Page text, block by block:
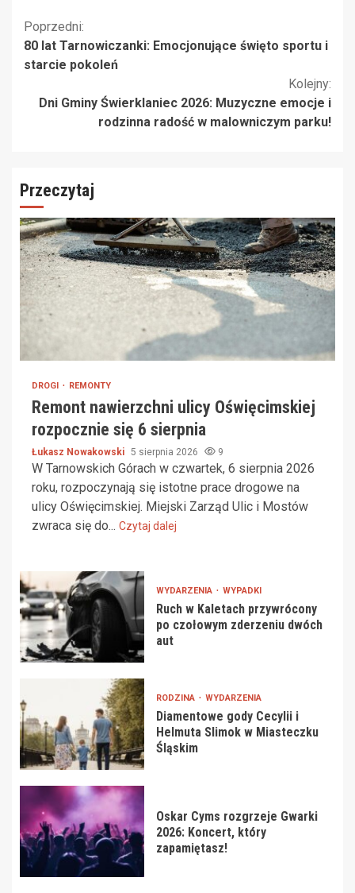
Kontynuuj
czytanie
Poprzedni:
80 lat Tarnowiczanki: Emocjonujące święto sportu i
starcie pokoleń
Kolejny:
Dni Gminy Świerklaniec 2026: Muzyczne emocje i
rodzinna radość w malowniczym parku!
Przeczytaj
DROGI REMONTY
Remont nawierzchni ulicy Oświęcimskiej
rozpocznie się 6 sierpnia
Łukasz Nowakowski 5 sierpnia 2026 9
W Tarnowskich Górach w czwartek, 6 sierpnia 2026
roku, rozpoczynają się istotne prace drogowe na
ulicy Oświęcimskiej. Miejski Zarząd Ulic i Mostów
zwraca się do... Czytaj dalej
WYDARZENIA WYPADKI
Ruch w Kaletach przywrócony
po czołowym zderzeniu dwóch
aut
RODZINA WYDARZENIA
Diamentowe gody Cecylii i
Helmuta Slimok w Miasteczku
Śląskim
Oskar Cyms rozgrzeje Gwarki
2026: Koncert, który
zapamiętasz!